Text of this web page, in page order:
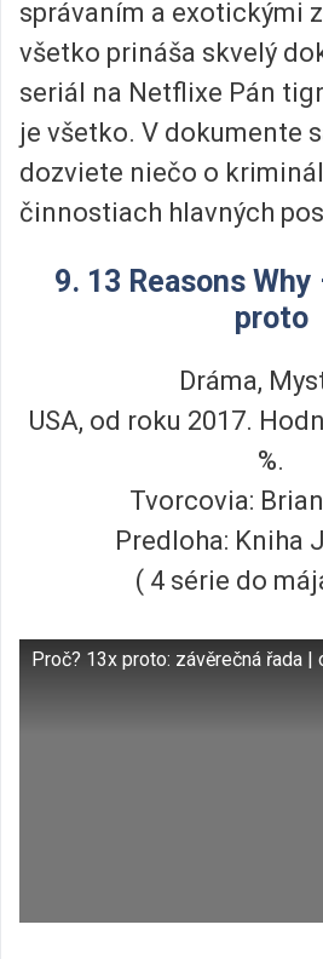
správaním a exotickými
všetko prináša skvelý
seriál na Netflixe Pán
je všetko. V dokumente
dozviete niečo o
činnostiach hlavných
9. 13 Reasons
proto
Dráma,
USA, od roku 2017.
%.
Tvorcovia:
Predloha: Kniha
( 4 série do
Proč? 13x proto: závěrečná řada